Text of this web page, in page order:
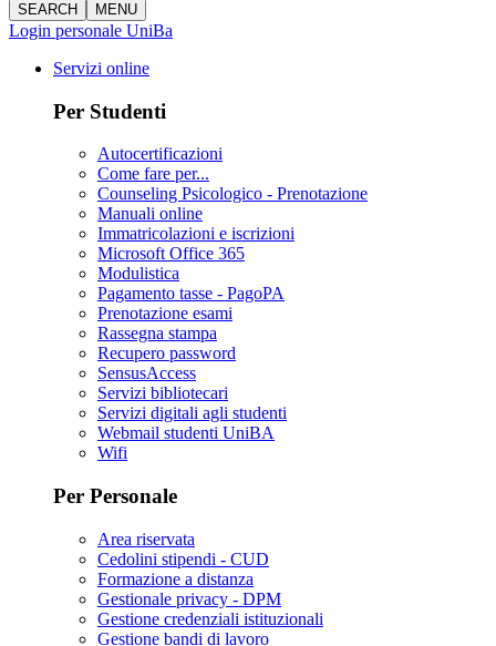
SEARCH MENU
Login personale UniBa
Servizi online
Per Studenti
Autocertificazioni
Come fare per...
Counseling Psicologico - Prenotazione
Manuali online
Immatricolazioni e iscrizioni
Microsoft Office 365
Modulistica
Pagamento tasse - PagoPA
Prenotazione esami
Rassegna stampa
Recupero password
SensusAccess
Servizi bibliotecari
Servizi digitali agli studenti
Webmail studenti UniBA
Wifi
Per Personale
Area riservata
Cedolini stipendi - CUD
Formazione a distanza
Gestionale privacy - DPM
Gestione credenziali istituzionali
Gestione bandi di lavoro